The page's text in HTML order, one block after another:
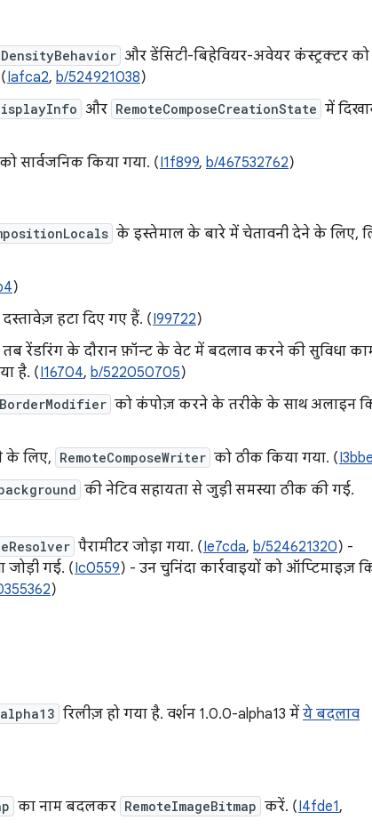
और डेंसिटी-बिहेवियर-अवेयर कंस्ट्रक्टर को
Iafca2, b/524921038)
और RemoteComposeCreationState में
को सार्वजनिक किया गया. (I1f899, b/467532762)
के इस्तेमाल के बारे में चेतावनी देने के लिए,
)
दस्तावेज़ हटा दिए गए हैं. (I99722)
रेंडरिंग के दौरान फ़ॉन्ट के वेट में बदलाव करने की सुविधा
है. (I16704, b/522050705)
BorderModifier को कंपोज़ करने के तरीके के साथ अलाइन
के लिए, RemoteComposeWriter को ठीक किया गया. (
की नेटिव सहायता से जुड़ी समस्या ठीक की गई.
पैरामीटर जोड़ा गया. (Ie7cda, b/524621320) -
जोड़ी गई. (Ic0559) - उन चुनिंदा कार्रवाइयों को ऑप्टिमाइज़
)
रिलीज़ हो गया है. वर्शन 1.0.0-alpha13 में ये बदलाव
का नाम बदलकर RemoteImageBitmap करें. (I4fde1,